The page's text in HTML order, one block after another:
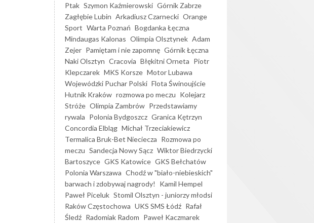
Ptak Szymon Kaźmierowski Górnik Zabrze
Zagłębie Lubin Arkadiusz Czarnecki Orange
Sport Warta Poznań Bogdanka Łęczna
Mindaugas Kalonas Olimpia Olsztynek Adam
Zejer Pamiętam i nie zapomnę Górnik Łęczna
Naki Olsztyn Cracovia Błękitni Orneta Piotr
Klepczarek MKS Korsze Motor Lubawa
Wojewódzki Puchar Polski Flota Świnoujście
Hutnik Kraków rozmowa po meczu Kolejarz
Stróże Olimpia Zambrów Przedstawiamy
rywala Polonia Bydgoszcz Granica Kętrzyn
Concordia Elbląg Michał Trzeciakiewicz
Termalica Bruk-Bet Nieciecza Rozmowa po
meczu Sandecja Nowy Sącz Wiktor Biedrzycki
Bartoszyce GKS Katowice GKS Bełchatów
Polonia Warszawa Chodź w "biało-niebieskich"
barwach i zdobywaj nagrody!
Kamil Hempel
Paweł Piceluk Stomil Olsztyn - juniorzy młodsi
Raków Częstochowa UKS SMS Łódź Rafał
Śledź Radomiak Radom Paweł Kaczmarek